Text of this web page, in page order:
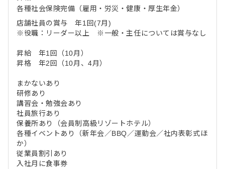
各種社会保険完備（雇用・労災・健康・厚生年金）
店舗社員の賞与 年1回(7月)
※役職：リーダー以上 ※一般・主任については賞与なし
昇給 年1回（10月）
昇格 年2回（10月、4月）
まかないあり
研修あり
講習会・勉強会あり
社員旅行あり
保養所あり（会員制高級リゾートホテル）
各種イベントあり（新年会／BBQ／運動会／社内表彰式ほ
か）
従業員割引あり
入社月に食事券